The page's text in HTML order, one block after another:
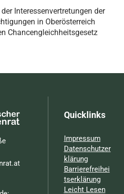
Interessenvertretungen der
in Oberösterreich
Chancengleichheitsgesetz
Quicklinks
Impressum
Datenschutzer
klärung
Barrierefreihei
tserklärung
Leicht Lesen